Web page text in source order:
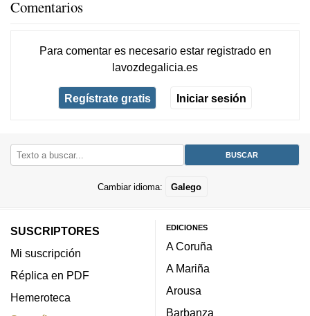
Comentarios
Para comentar es necesario estar registradoen
lavozdegalicia.es
Regístrate gratis Iniciar sesión
Cambiar idioma: Galego
SUSCRIPTORES
Mi suscripción
Réplica en PDF
Hemeroteca
EDICIONES
A Coruña
A Mariña
Arousa
Barbanza